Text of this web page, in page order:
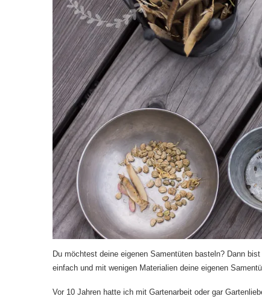
Du möchtest deine eigenen Samentüten basteln? Dann
einfach und mit wenigen Materialien deine eigenen
Vor 10 Jahren hatte ich mit Gartenarbeit oder gar